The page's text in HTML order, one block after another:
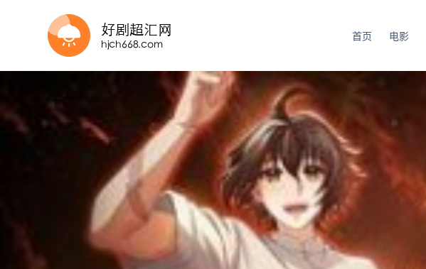
首页 电影
已完结 共52集
已完结 共40集